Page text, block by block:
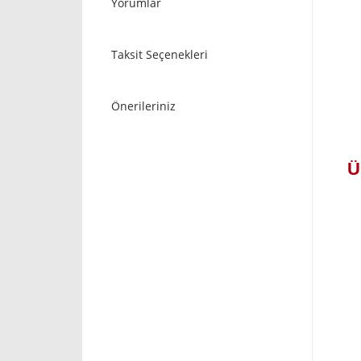
Taksit Seçenekleri
Önerileriniz